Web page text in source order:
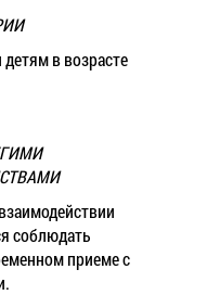
в возрасте
соблюдать
приеме с